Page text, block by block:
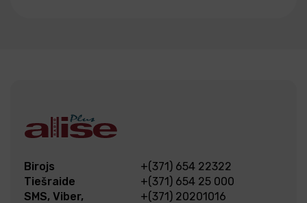
Birojs
+(371) 654 22322
Tiešraide
+(371) 654 25 000
SMS, Viber,
+(371) 20201016